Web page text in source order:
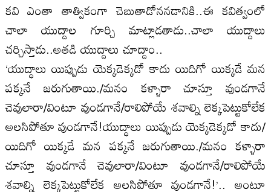
కవి ఎంతా తాత్వికంగా చెబుతాడోననడానికి..ఈ కవిత్వంలో
చాలా యుద్దాల గూర్చి మాట్లాడతాడు..చాలా యుద్దాలు
చర్చిస్తాడు..అతడి యుద్దాలు చూద్దాం..
‘యుద్ధాలు యిప్పుడు యెక్కడెక్కడో కాదు యిదిగో యిక్కడే మన
పక్కనే జరుగుతాయి./మనం కళ్ళారా చూస్తూ వుండగానే
చెవులారా/వింటూ వుండగానే/రాలిపోయే శవాల్ని లెక్కపెట్టుకోలేక
అలసిపోతూ వుండగానే!యుద్ధాలు యిప్పుడు యెక్కడెక్కడో కాదు/
యిదిగో యిక్కడే మన పక్కనే జరుగుతాయి./మనం కళ్ళారా
చూస్తూ వుండగానే చెవులారా/వింటూ వుండగానే/రాలిపోయే
శవాల్ని లెక్కపెట్టుకోలేక అలసిపోతూ వుండగానే!’.. అంటూ